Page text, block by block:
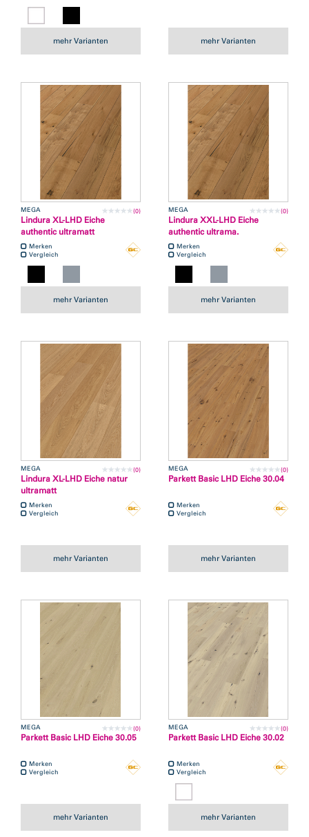
mehr Varianten mehr Varianten
MEGA (0)
Lindura XL-LHD Eiche
authentic ultramatt
Merken
Vergleich
mehr Varianten
MEGA (0)
Lindura XXL-LHD Eiche
authentic ultrama.
Merken
Vergleich
mehr Varianten
MEGA (0)
Lindura XL-LHD Eiche natur
ultramatt
Merken
Vergleich
mehr Varianten
MEGA (0)
Parkett Basic LHD Eiche 30.04
Merken
Vergleich
mehr Varianten
MEGA (0)
Parkett Basic LHD Eiche 30.05
Merken
Vergleich
mehr Varianten
MEGA (0)
Parkett Basic LHD Eiche 30.02
Merken
Vergleich
mehr Varianten